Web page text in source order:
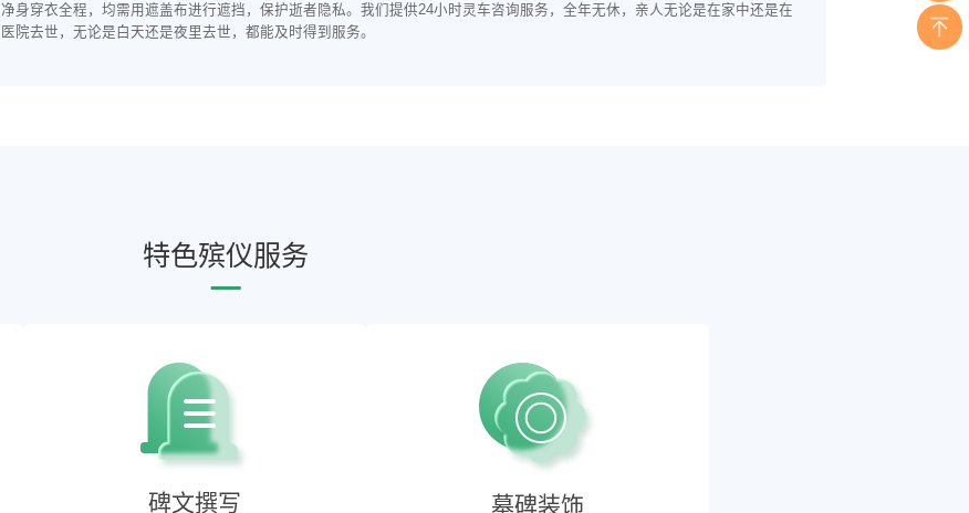
净身穿衣全程，均需用遮盖布进行遮挡，保护逝者隐私。我们提供24小时灵车咨询服务，全年无休，亲人无论是在家中还是在
医院去世，无论是白天还是夜里去世，都能及时得到服务。
特色殡仪服务
碑文撰写 墓碑装饰